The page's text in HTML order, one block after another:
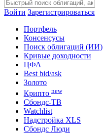
Войти Зарегистрироваться
Портфель
Консенсусы
Поиск облигаций (ИИ)
Кривые доходности
ЦФА
Best bid/ask
Золото
Крипто new
Сбондс-ТВ
Watchlist
Надстройка XLS
Сбондс Люди